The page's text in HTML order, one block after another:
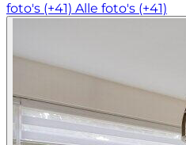
foto's (+41) Alle foto's (+41)